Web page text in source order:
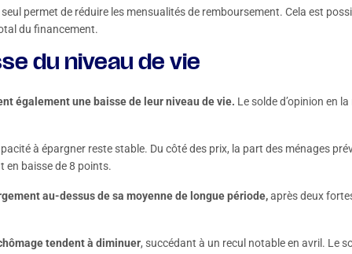
permet de réduire les mensualités de remboursement. Cela est
du financement.
du niveau de vie
également une baisse de leur niveau de vie. Le solde d’opinion en
à épargner reste stable. Du côté des prix, la part des ménages
en baisse de 8 points.
au-dessus de sa moyenne de longuepériode,après deux
tendentà diminuer, succédant à un recul notable en avril. Le